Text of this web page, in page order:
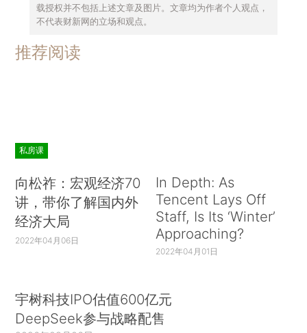
载授权并不包括上述文章及图片。文章均为作者个人观点，
不代表财新网的立场和观点。
推荐阅读
私房课
向松祚：宏观经济70
讲，带你了解国内外
经济大局
2022年04月06日
In Depth: As
Tencent Lays Off
Staff, Is Its ‘Winter’
Approaching?
2022年04月01日
宇树科技IPO估值600亿元
DeepSeek参与战略配售